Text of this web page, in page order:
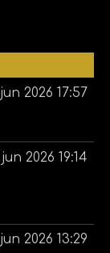
2026 17:57
2026 19:14
jun 2026 13:29